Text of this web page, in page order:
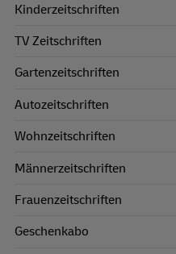
Kinderzeitschriften
TV Zeitschriften
Gartenzeitschriften
Autozeitschriften
Wohnzeitschriften
Männerzeitschriften
Frauenzeitschriften
Geschenkabo